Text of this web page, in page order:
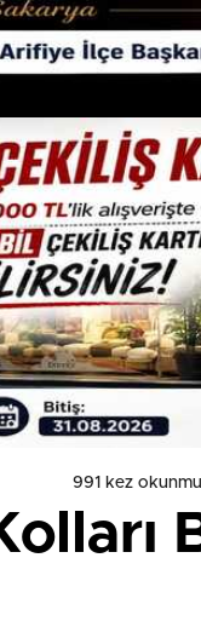
991 kez